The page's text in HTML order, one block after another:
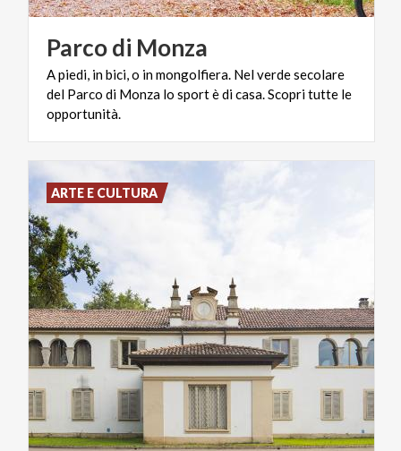
Parcodi Monza
A piedi, in bici, o in mongolfiera. Nel verde secolare
del Parco di Monza lo sport è di casa. Scopri tutte le
opportunità.
ARTE E CULTURA